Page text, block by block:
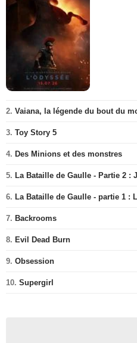
2. Vaiana, la légende du bout du
3. Toy Story 5
4. Des Minions et des monstres
5. La Bataille de Gaulle - Partie 2 :
6. La Bataille de Gaulle - partie 1 :
7. Backrooms
8. Evil Dead Burn
9. Obsession
10. Supergirl